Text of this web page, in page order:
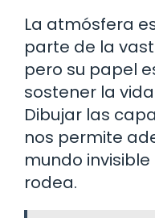
La atmósfera
parte de la
pero su papel
sostener la
Dibujar las
nos permite
mundo
rodea.